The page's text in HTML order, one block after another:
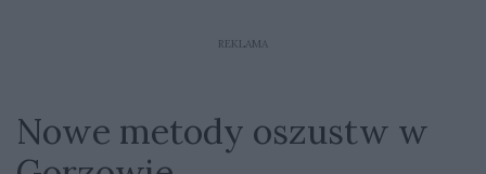
REKLAMA
Nowe metody oszustw w